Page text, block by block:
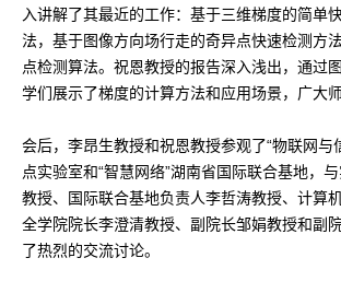
入讲解了其最近的工作：基于三维梯度的简单
法，基于图像方向场行走的奇异点快速检测方
点检测算法。祝恩教授的报告深入浅出，通过
学们展示了梯度的计算方法和应用场景，广大
会后，李昂生教授和祝恩教授参观了“物联网与
点实验室和“智慧网络”湖南省国际联合基地，
教授、国际联合基地负责人李哲涛教授、计算
全学院院长李澄清教授、副院长邹娟教授和副
了热烈的交流讨论。